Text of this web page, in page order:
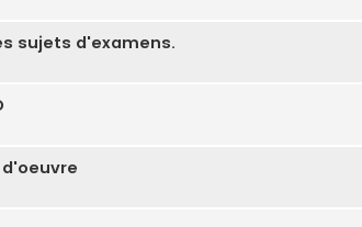
sujets d'examens.